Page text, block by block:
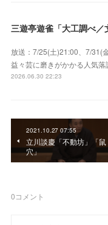
放送：7/25(土)21:00、7/31(
益々芸に磨きがかかる人気
2026.06.30 22:23
2021.10.27 07:55
立川談慶「不動坊」「鼠
穴」
0コメント